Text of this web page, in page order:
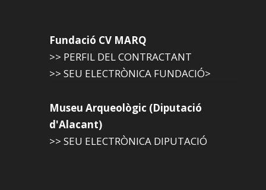
Fundació CV MARQ
>> PERFIL DEL CONTRACTANT
>> SEU ELECTRÒNICA FUNDACIÓ>
Museu Arqueològic (Diputació
d'Alacant)
>> SEU ELECTRÒNICA DIPUTACIÓ